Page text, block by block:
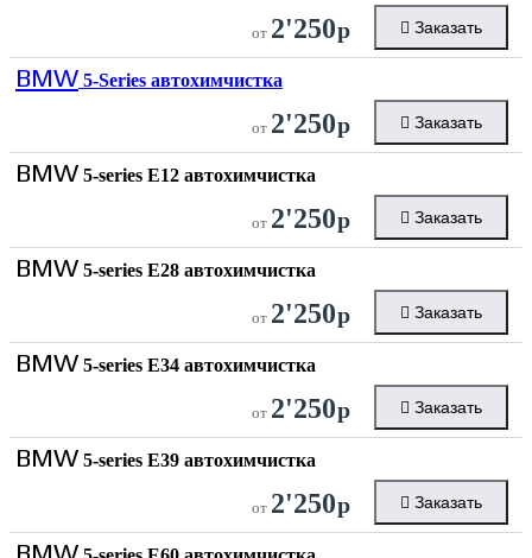
от 2'250р Заказать
BMW 5-Series автохимчистка
от 2'250р Заказать
BMW 5-series E12 автохимчистка
от 2'250р Заказать
BMW 5-series E28 автохимчистка
от 2'250р Заказать
BMW 5-series E34 автохимчистка
от 2'250р Заказать
BMW 5-series E39 автохимчистка
от 2'250р Заказать